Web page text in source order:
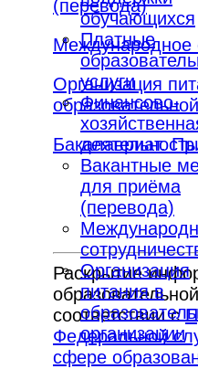
обучающихся
Платные
услуги
Финансово-
деятельность
Вакантные
для приёма
(перевода)
Организация
питания в
организации
(перевода)
Международное
Организация
Бакалавриат.
Раскрытие
соответствии с
Федеральной
сфере